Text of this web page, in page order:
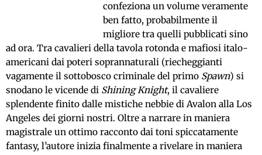
confeziona un volume veramente
ben fatto, probabilmente il
migliore tra quelli pubblicati sino
ad ora. Tra cavalieri della tavola rotonda e mafiosi italo-
americani dai poteri soprannaturali (riecheggianti
vagamente il sottobosco criminale del primo Spawn) si
snodano le vicende di Shining Knight, il cavaliere
splendente finito dalle mistiche nebbie di Avalon alla Los
Angeles dei giorni nostri. Oltre a narrare in maniera
magistrale un ottimo racconto dai toni spiccatamente
fantasy, l’autore inizia finalmente a rivelare in maniera